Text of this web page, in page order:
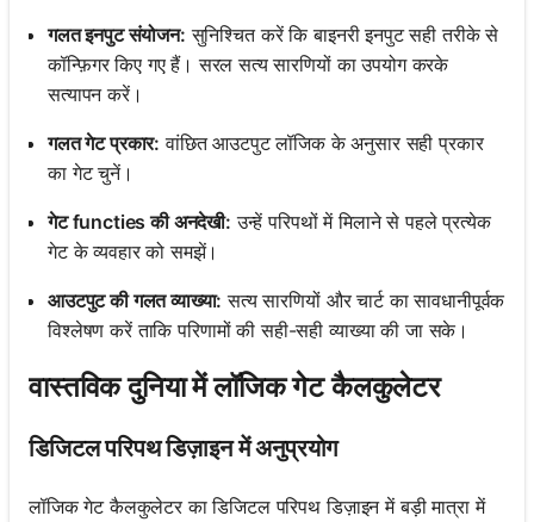
गलत इनपुट संयोजन: सुनिश्चित करें कि बाइनरी इनपुट सही तरीके से
कॉन्फ़िगर किए गए हैं। सरल सत्य सारणियों का उपयोग करके
सत्यापन करें।
गलत गेट प्रकार: वांछित आउटपुट लॉजिक के अनुसार सही प्रकार
का गेट चुनें।
गेट functies की अनदेखी: उन्हें परिपथों में मिलाने से पहले प्रत्येक
गेट के व्यवहार को समझें।
आउटपुट की गलत व्याख्या: सत्य सारणियों और चार्ट का सावधानीपूर्वक
विश्लेषण करें ताकि परिणामों की सही-सही व्याख्या की जा सके।
वास्तविक दुनिया में लॉजिक गेट कैलकुलेटर
डिजिटल परिपथ डिज़ाइन में अनुप्रयोग
लॉजिक गेट कैलकुलेटर का डिजिटल परिपथ डिज़ाइन में बड़ी मात्रा में